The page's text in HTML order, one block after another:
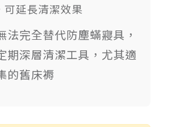
可延長清潔效果
法完全替代防塵蟎寢具，
期深層清潔工具，尤其適
的舊床褥